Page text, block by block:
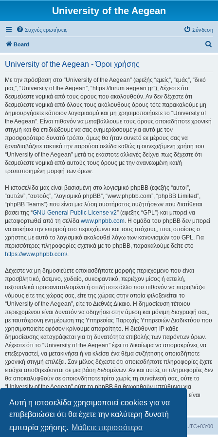
Αυτή η ιστοσελίδα χρησιμοποιεί cookies για να
επιβεβαιώσει ότι θα έχετε την καλύτερη δυνατή
εμπειρία χρήσης. Μάθετε περισσότερα
University of the Aegean
Συχνές ερωτήσεις Σύνδεση
Board
University of the Aegean - Όροι χρήσης
Με την πρόσβαση στο “University of the Aegean” (εφεξής “εμείς”, “εμάς”, “δικό
μας”, “University of the Aegean”, “https://forum.aegean.gr”), δέχεστε ότι
δεσμεύεστε νομικά από τους όρους που ακολουθούν. Αν δεν δέχεστε ότι
δεσμεύεστε νομικά από όλους τους ακόλουθους όρους τότε παρακαλούμε μη
δημιουργήσετε κάποιον λογαριασμό και μη χρησιμοποιήσετε το “University of
the Aegean”. Είναι πιθανόν να μεταβάλλουμε τους όρους οποιαδήποτε χρονική
στιγμή και θα επιδιώξουμε να σας ενημερώσουμε για αυτό με τον
προσφορότερο δυνατό τρόπο, όμως θα ήταν συνετό εκ μέρους σας να
ξαναδιαβάζετε τακτικά την παρούσα σελίδα καθώς η συνεχιζόμενη χρήση του
“University of the Aegean” μετά τις εκάστοτε αλλαγές δείχνει πως δέχεστε ότι
δεσμεύεστε νομικά από αυτούς τους όρους με την ανανεωμένη και/ή
τροποποιημένη μορφή των όρων.
Η ιστοσελίδα μας είναι βασισμένη στο λογισμικό phpBB (εφεξής “αυτοί”,
“αυτών”, “αυτούς”, “λογισμικό phpBB”, “www.phpbb.com”, “phpBB Limited”,
“phpBB Teams”) που είναι μια λύση συστήματος συζητήσεων που διατίθεται
βάσει της “GNU General Public License v2” (εφεξής “GPL”) και μπορεί να
μεταφορτωθεί από τη σελίδα www.phpbb.com. Η ομάδα του phpBB δεν μπορεί
να ασκήσει την επιρροή στο περιεχόμενο και τους στόχους, τους οποίους ο
χρήστης με αυτό το λογισμικό ακολουθεί λόγω των κανονισμών του GPL. Για
περισσότερες πληροφορίες σχετικά με το phpBB, παρακαλούμε δείτε στο
https://www.phpbb.com/.
Δέχεστε να μη δημοσιεύετε οποιασδήποτε μορφής περιεχόμενο που είναι
προσβλητικό, άσεμνο, χυδαίο, συκοφαντικό, περιέχον μίσος ή απειλή,
σεξουαλικά προσανατολισμένο ή οτιδήποτε άλλο που πιθανόν να παραβιάζει
νόμους είτε της χώρας σας, είτε της χώρας στην οποία φιλοξενείται το
“University of the Aegean”, είτε το Διεθνές Δίκαιο. Η δημοσίευση τέτοιου
περιεχομένου είναι δυνατόν να οδηγήσει στην άμεση και μόνιμη διαγραφή σας,
με ταυτόχρονη ενημέρωση της Υπηρεσίας Παροχής Υπηρεσιών Διαδικτύου που
χρησιμοποιείτε εφόσον κρίνουμε απαραίτητο. Η διεύθυνση IP κάθε
δημοσίευσης καταγράφεται για τη δυνατότητα επιβολής των παρόντων όρων.
Δέχεστε ότι το “University of the Aegean” έχει το δικαίωμα να απομακρύνει, να
επεξεργαστεί, να μετακινήσει ή να κλείσει ένα θέμα συζήτησης οποιαδήποτε
χρονική στιγμή επιλέξει. Σαν μέλος δέχεστε ότι οποιεσδήποτε πληροφορίες έχετε
εισάγει αποθηκεύονται σε μια βάση δεδομένων. Αν και αυτές οι πληροφορίες δεν
θα αποκαλυφθούν σε οποιονδήποτε τρίτο χωρίς τη συναίνεσή σας, ούτε το
“University of the Aegean” ούτε το phpBB θα θεωρηθούν υπεύθυνοι για
οποιαδήποτε απόπειρα ηλεκτρονικής εισβολής ή παραβίασης η οποία είναι
δυνατόν να οδηγήσει σε απώλεια αυτών των δεδομένων.
Board Όλοι οι χρόνοι είναι UTC+03:00
Διαγραφή cookies